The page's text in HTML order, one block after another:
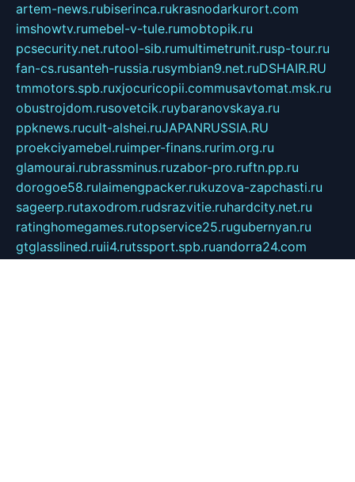
artem-news.rubiserinca.rukrasnodarkurort.com
imshowtv.rumebel-v-tule.rumobtopik.ru
pcsecurity.net.rutool-sib.rumultimetrunit.rusp-tour.ru
fan-cs.rusanteh-russia.rusymbian9.net.ruDSHAIR.RU
tmmotors.spb.ruxjocuricopii.commusavtomat.msk.ru
obustrojdom.rusovetcik.ruybaranovskaya.ru
ppknews.rucult-alshei.ruJAPANRUSSIA.RU
proekciyamebel.ruimper-finans.rurim.org.ru
glamourai.rubrassminus.ruzabor-pro.ruftn.pp.ru
dorogoe58.rulaimengpacker.rukuzova-zapchasti.ru
sageerp.rutaxodrom.rudsrazvitie.ruhardcity.net.ru
ratinghomegames.rutopservice25.rugubernyan.ru
gtglasslined.ruii4.rutssport.spb.ruandorra24.com